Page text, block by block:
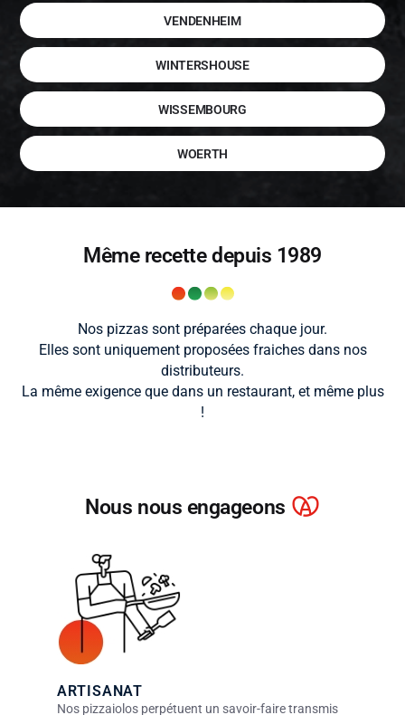
VENDENHEIM
WINTERSHOUSE
WISSEMBOURG
WOERTH
Même recette depuis 1989
Nos pizzas sont préparées chaque jour.
Elles sont uniquement proposées fraiches dans nos
distributeurs.
La même exigence que dans un restaurant, et même plus
!
Nous nous engageons
ARTISANAT
Nos pizzaiolos perpétuent un savoir-faire transmis